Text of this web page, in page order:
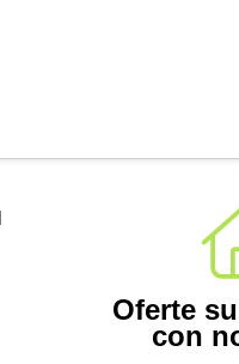
Oferte
con